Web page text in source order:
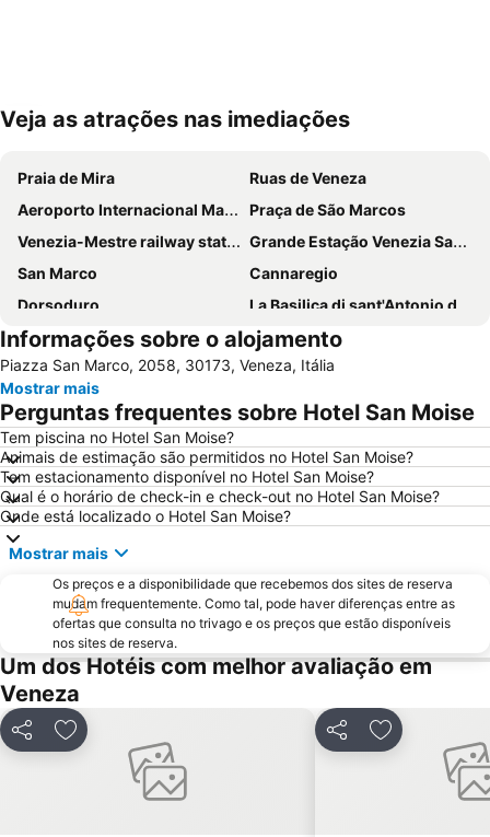
Ampliar mapa
Veja as atrações nas imediações
Praia de Mira
Ruas de Veneza
Aeroporto Internacional Marco Polo
Praça de São Marcos
Venezia-Mestre railway station
Grande Estação Venezia Santa Lucia
San Marco
Cannaregio
Dorsoduro
La Basilica di sant'Antonio di Padova
Marghera
Padova Central Station
Terminal di Piazzale Roma
Padova Vintage Festival
Grande Canal
Carnevale di Venezia
Ponte de Rialto
Basílica de San Marco
Aeroporto Treviso
Porto Marghera
Santa Croce
San Polo
Giudecca
Palácio Ducal
Lido
Rosa Salva
Arsenal de Veneza
Sottomarina
Casinò di Venezia
Lido Venezia
Mestre Fil Fest
PadovaFiere
Campo San Polo
Isola di Giudecca
Favaro Veneto
Daniele Manin
Sino San Marco
Informações sobre o alojamento
Piazza San Marco, 2058, 30173, Veneza, Itália
Mostrar mais
Perguntas frequentes sobre Hotel San Moise
Tem piscina no Hotel San Moise?
Animais de estimação são permitidos no Hotel San Moise?
Tem estacionamento disponível no Hotel San Moise?
Qual é o horário de check-in e check-out no Hotel San Moise?
Onde está localizado o Hotel San Moise?
Mostrar mais
Os preços e a disponibilidade que recebemos dos sites de reserva
mudam frequentemente. Como tal, pode haver diferenças entre as
ofertas que consulta no trivago e os preços que estão disponíveis
nos sites de reserva.
Um dos Hotéis com melhor avaliação em
Veneza
PartilharAdicionar aos favoritos PartilharAdicionar